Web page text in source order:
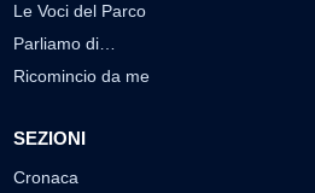
Le Voci del Parco
Parliamo di…
Ricomincio da me
SEZIONI
Cronaca